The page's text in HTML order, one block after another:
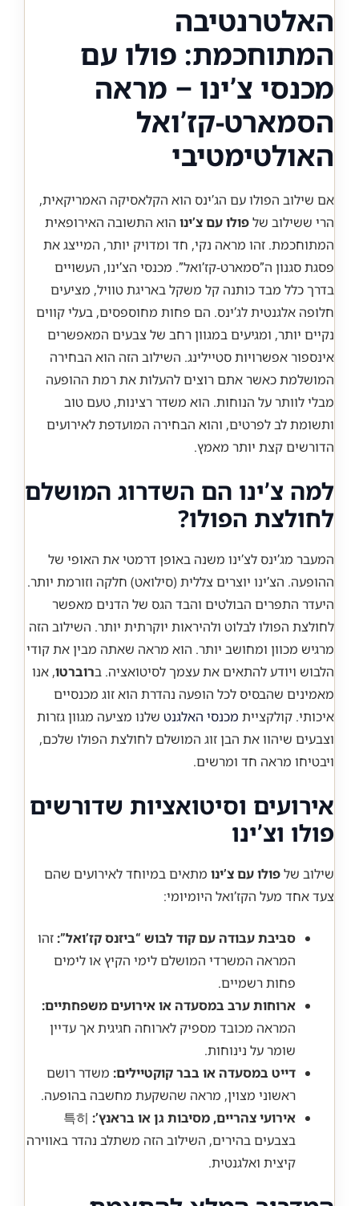
האלטרנטיבה
המתוחכמת: פולו עם
מכנסי צ’ינו – מראה
הסמארט-קז’ואל
האולטימטיבי
אם שילוב הפולו עם הג’ינס הוא הקלאסיקה האמריקאית,
הרי ששילוב שלפולו עם צ’ינו הוא התשובה האירופאית
המתוחכמת. זהו מראה נקי, חד ומדויק יותר, המייצג את
פסגת סגנון ה”סמארט-קז’ואל”. מכנסי הצ’ינו, העשויים
בדרך כלל מבד כותנה קל משקל באריגת טוויל, מציעים
חלופה אלגנטית לג’ינס. הם פחות מחוספסים, בעלי קווים
נקיים יותר, ומגיעים במגוון רחב של צבעים המאפשרים
אינספור אפשרויות סטיילינג. השילוב הזה הוא הבחירה
המושלמת כאשר אתם רוצים להעלות את רמת ההופעה
מבלי לוותר על הנוחות. הוא משדר רצינות, טעם טוב
ותשומת לב לפרטים, והוא הבחירה המועדפת לאירועים
הדורשים קצת יותר מאמץ.
למה צ’ינו הם השדרוג המושלם
לחולצת הפולו?
המעבר מג’ינס לצ’ינו משנה באופן דרמטי את האופי של
ההופעה. הצ’ינו יוצרים צללית (סילואט) חלקה וזורמת יותר.
היעדר התפרים הבולטים והבד הגס של הדנים מאפשר
לחולצת הפולו לבלוט ולהיראות יוקרתית יותר. השילוב הזה
מרגיש מכוון ומחושב יותר. הוא מראה שאתה מבין את קודי
הלבוש ויודע להתאים את עצמך לסיטואציה. ברוברטו, אנו
מאמינים שהבסיס לכל הופעה נהדרת הוא זוג מכנסיים
איכותי. קולקציית מכנסי האלגנט שלנו מציעה מגוון גזרות
וצבעים שיהוו את הבן זוג המושלם לחולצת הפולו שלכם,
ויבטיחו מראה חד ומרשים.
אירועים וסיטואציות שדורשים
פולו וצ’ינו
שילוב שלפולו עם צ’ינו מתאים במיוחד לאירועים שהם
צעד אחד מעל הקז’ואל היומיומי:
סביבת עבודה עם קוד לבוש “ביזנס קז’ואל”: זהו
המראה המשרדי המושלם לימי הקיץ או לימים
פחות רשמיים.
ארוחות ערב במסעדה או אירועים משפחתיים:
המראה מכובד מספיק לארוחה חגיגית אך עדיין
שומר על נינוחות.
דייט במסעדה או בבר קוקטיילים: משדר רושם
ראשוני מצוין, מראה שהשקעת מחשבה בהופעה.
אירועי צהריים, מסיבות גן או בראנץ’: 특히
בצבעים בהירים, השילוב הזה משתלב נהדר באווירה
קיצית ואלגנטית.